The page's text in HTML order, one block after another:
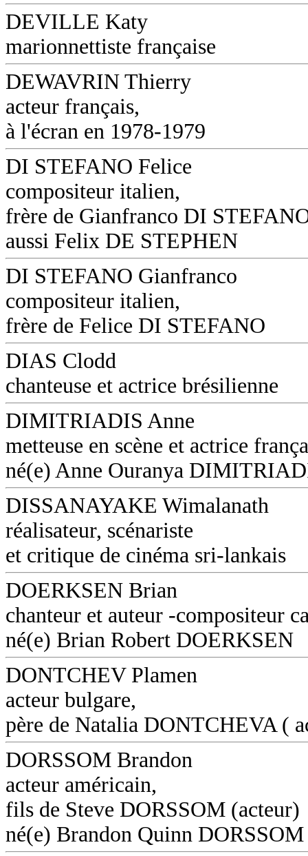
DEVILLE Katy
marionnettiste française
DEWAVRIN Thierry
acteur français,
à l'écran en 1978-1979
DI STEFANO Felice
compositeur italien,
frère de Gianfranco DI
aussi Felix DE STEPHEN
DI STEFANO Gianfranco
compositeur italien,
frère de Felice DI STEFANO
DIAS Clodd
chanteuse et actrice brésilienne
DIMITRIADIS Anne
metteuse en scène et actrice
né(e) Anne Ouranya
DISSANAYAKE Wimalanath
réalisateur, scénariste
et critique de cinéma sri-lankais
DOERKSEN Brian
chanteur et auteur -compositeur
né(e) Brian Robert DOERKSEN
DONTCHEV Plamen
acteur bulgare,
père de Natalia DONTCHEVA (
DORSSOM Brandon
acteur américain,
fils de Steve DORSSOM (acteur)
né(e) Brandon Quinn DORSSOM